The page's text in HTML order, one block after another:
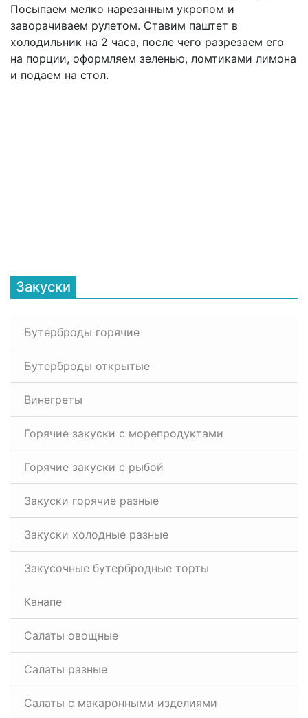
Посыпаем мелко нарезанным укропом и
заворачиваем рулетом. Ставим паштет в
холодильник на 2 часа, после чего разрезаем его
на порции, оформляем зеленью, ломтиками лимона
и подаем на стол.
Закуски
Бутерброды горячие
Бутерброды открытые
Винегреты
Горячие закуски с морепродуктами
Горячие закуски с рыбой
Закуски горячие разные
Закуски холодные разные
Закусочные бутербродные торты
Канапе
Салаты овощные
Салаты разные
Салаты с макаронными изделиями